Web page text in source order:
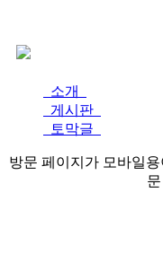
소개
게시판
토막글
방문 페이지가 모바일